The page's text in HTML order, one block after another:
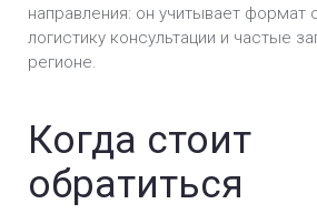
Анонимная кодировка от
Кодировка Препаратом
Кодирование препаратом
направления: он учитывает формат
логистику консультации и частые
регионе.
Когда стоит
обратиться